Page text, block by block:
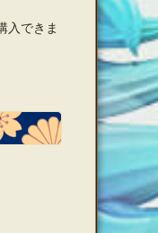
入できま